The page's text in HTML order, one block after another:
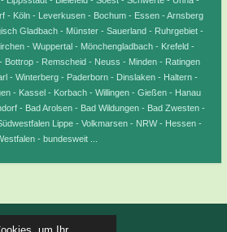
- Köln - Leverkusen - Bochum - Essen - Arnsberg
Gladbach - Münster - Sauerland - Ruhrgebiet -
- Wuppertal - Mönchengladbach - Krefeld -
Bottrop - Remscheid - Neuss - Minden - Ratingen
- Winterberg - Paderborn - Dinslaken - Haltern -
- Kassel - Korbach - Willingen - Gießen - Hanau
- Bad Arolsen - Bad Wildungen - Bad Zwesten -
Lippe - Volkmarsen - NRW - Hessen -
- bundesweit ...
/ Marion Jäger